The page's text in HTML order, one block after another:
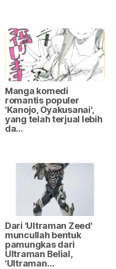
Manga komedi
romantis populer
'Kanojo, Oyakusanai',
yang telah terjual lebih
da…
Dari 'Ultraman Zeed'
muncullah bentuk
pamungkas dari
Ultraman Belial,
'Ultraman…